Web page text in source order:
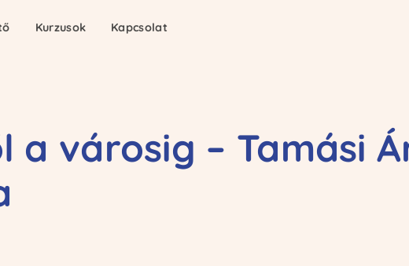
Kurzusok Kapcsolat
Kurzusok Kapcsolat
a városig – Tamási